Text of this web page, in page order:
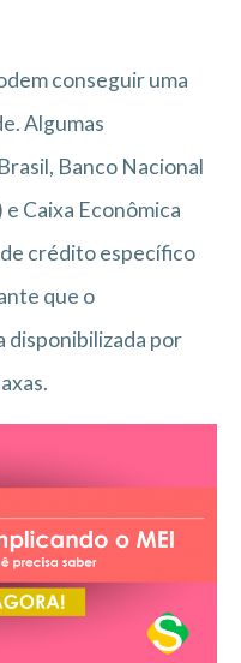
conseguir uma
Algumas
Banco Nacional
Caixa Econômica
crédito específico
que o
disponibilizada por